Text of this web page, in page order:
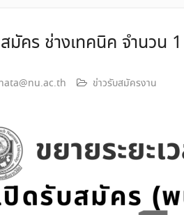
สมัคร ช่างเทคนิค จำนวน
ข่าวรับสมัครงาน